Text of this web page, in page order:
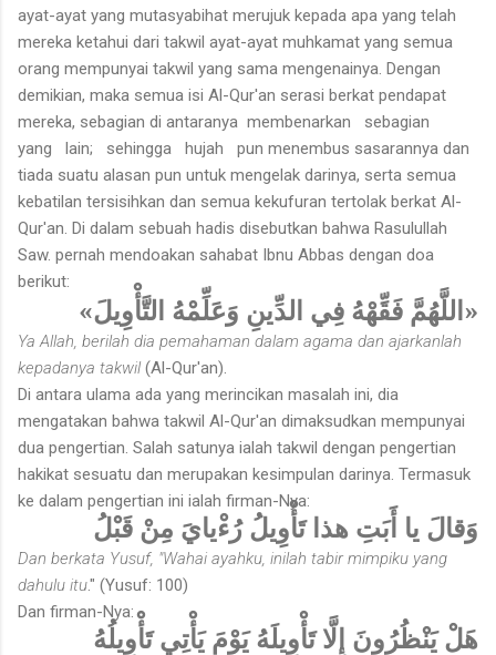
ayat-ayat yang mutasyabihat merujuk kepada apa yang telah
mereka ketahui dari takwil ayat-ayat muhkamat yang semua
orang mempunyai takwil yang sama mengenainya. Dengan
demikian, maka semua isi Al-Qur'an serasi berkat pendapat
mereka, sebagian di antaranya membenarkan sebagian
yang lain; sehingga hujah pun menembus sasarannya dan
tiada suatu alasan pun untuk mengelak darinya, serta semua
kebatilan tersisihkan dan semua kekufuran tertolak berkat Al-
Qur'an. Di dalam sebuah hadis disebutkan bahwa Rasulullah
Saw. pernah mendoakan sahabat Ibnu Abbas dengan doa
berikut:
«اللَّهُمَّ فَقِّهْهُ فِي الدِّينِ وَعَلِّمْهُ التَّأْوِيلَ»
Ya Allah, berilah dia pemahaman dalam agama dan ajarkanlah
kepadanya takwil(Al-Qur'an).
Di antara ulama ada yang merincikan masalah ini, dia
mengatakan bahwa takwil Al-Qur'an dimaksudkan mempunyai
dua pengertian. Salah satunya ialah takwil dengan pengertian
hakikat sesuatu dan merupakan kesimpulan darinya. Termasuk
ke dalam pengertian ini ialah firman-Nya:
وَقالَ يا أَبَتِ هذا تَأْوِيلُ رُءْيايَ مِنْ قَبْلُ
Dan berkata Yusuf, "Wahai ayahku, inilah tabir mimpiku yang
dahulu itu." (Yusuf: 100)
Dan firman-Nya:
هَلْ يَنْظُرُونَ إِلَّا تَأْوِيلَهُ يَوْمَ يَأْتِي تَأْوِيلُهُ